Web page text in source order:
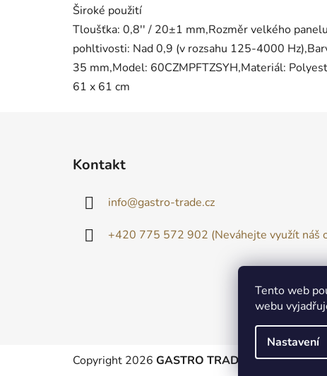
Tento web
webu
Nastavení
Široké použití
Tloušťka: 0,8'' / 20±1 mm,Rozměr velkého
pohltivosti: Nad 0,9 (v rozsahu 125-4000
35 mm,Model: 60CZMPFTZSYH,Materiál:
61 x 61 cm
Kontakt
info@gastro-trade.cz
+420 775 572 902 (Neváhejte využít náš
Copyright 2026 GASTRO TRADE . Všechna práva